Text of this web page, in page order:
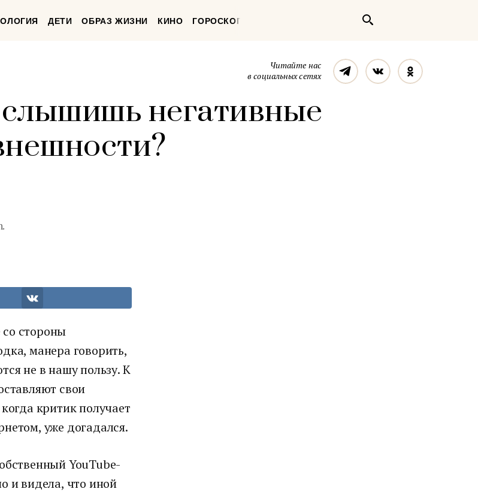
ДЕТИ ОБРАЗ ЖИЗНИ КИНО ГОРОСКОП
Читайте нас
в социальных сетях
ТелеграмВконтакте
слышишь негативные
стороны
манера говорить,
не в нашу пользу. К
свои
критик получает
уже догадался.
YouTube-
и видела, что иной